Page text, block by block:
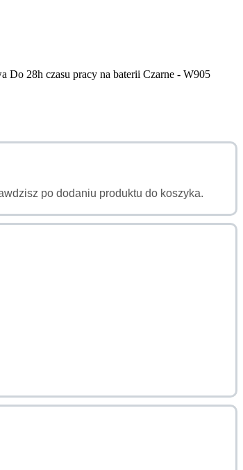
Do 28h czasu pracy na baterii Czarne - W905
po dodaniu produktu do koszyka.